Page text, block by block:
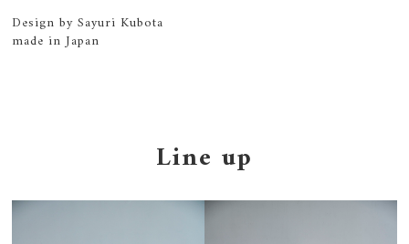
Design by Sayuri Kubota
made in Japan
Line up